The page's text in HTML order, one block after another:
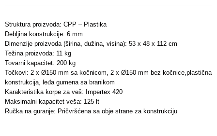
Struktura proizvoda: CPP – Plastika
Debljina konstrukcije: 6 mm
Dimenzije proizvoda (širina, dužina, visina): 53 x 48 x 112 cm
Težina proizvoda: 11 kg
Tovarni kapacitet: 200 kg
Točkovi: 2 x Ø150 mm sa kočnicom, 2 x Ø150 mm bez kočnice,plastična
konstrukcija, leđa gumena sa branikom
Karakteristika korpe za veš: Impertex 420
Maksimalni kapacitet veša: 125 lt
Ručka na guranje: Pričvršćena sa obje strane za konstrukciju